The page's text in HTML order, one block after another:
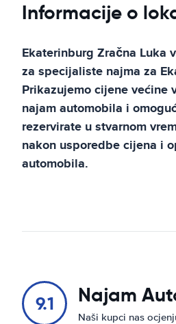
Informacije o
Ekaterinburg Zračna Luka
za specijaliste najma za
Prikazujemo cijene većine
najam automobila i
rezervirate u stvarnom
nakon usporedbe cijena i
automobila.
9.1 Najam
Naši kupci nas